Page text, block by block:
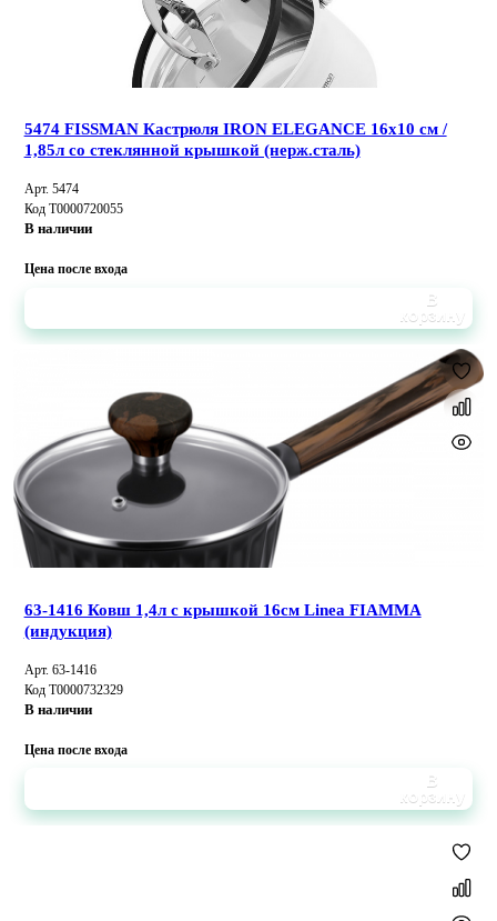
5474 FISSMAN Кастрюля IRON ELEGANCE 16x10 см /
1,85л со стеклянной крышкой (нерж.сталь)
Арт. 5474
Код Т0000720055
В наличии
Цена после входа
В
корзину
63-1416 Ковш 1,4л с крышкой 16см Linea FIAMMA
(индукция)
Арт. 63-1416
Код Т0000732329
В наличии
Цена после входа
В
корзину